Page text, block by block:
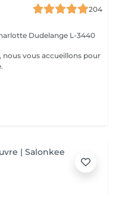
204
Dudelange L-3440
nous vous accueillons pour